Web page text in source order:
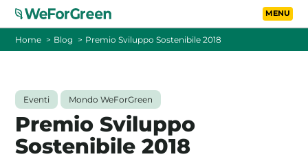
Vai al contenuto
FOTOVOLTAICO A DISTANZA
Home Blog Premio Sviluppo Sostenibile 2018
Eventi Mondo WeForGreen
Premio Sviluppo
Sostenibile 2018